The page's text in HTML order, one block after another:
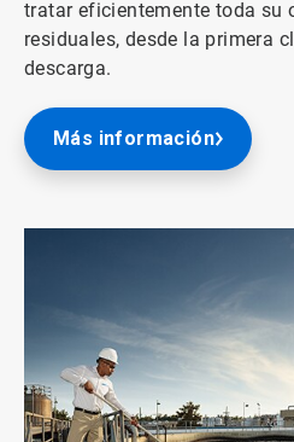
tratar eficientemente toda su
residuales, desde la primera
descarga.
Más información